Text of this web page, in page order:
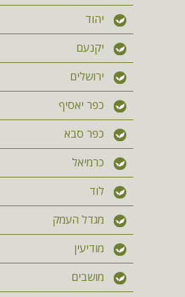
יהוד
יקנעם
ירושלים
כפר יאסיף
כפר סבא
כרמיאל
לוד
מגדל העמק
מודיעין
מושבים